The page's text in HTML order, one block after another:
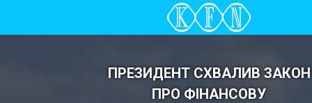
ПРЕЗИДЕНТ СХВАЛИВ ЗАКОН
ПРО ФІНАНСОВУ